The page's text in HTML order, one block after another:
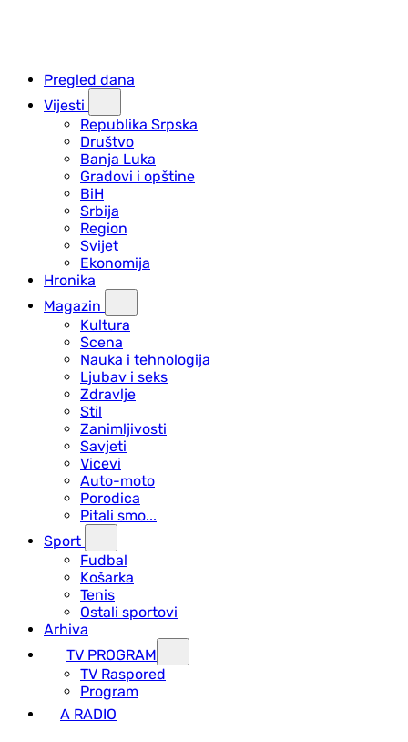
Pregled dana
Vijesti
Republika Srpska
Društvo
Banja Luka
Gradovi i opštine
BiH
Srbija
Region
Svijet
Ekonomija
Hronika
Magazin
Kultura
Scena
Nauka i tehnologija
Ljubav i seks
Zdravlje
Stil
Zanimljivosti
Savjeti
Vicevi
Auto-moto
Porodica
Pitali smo...
Sport
Fudbal
Košarka
Tenis
Ostali sportovi
Arhiva
TV PROGRAM
ТV Raspored
Program
A RADIO